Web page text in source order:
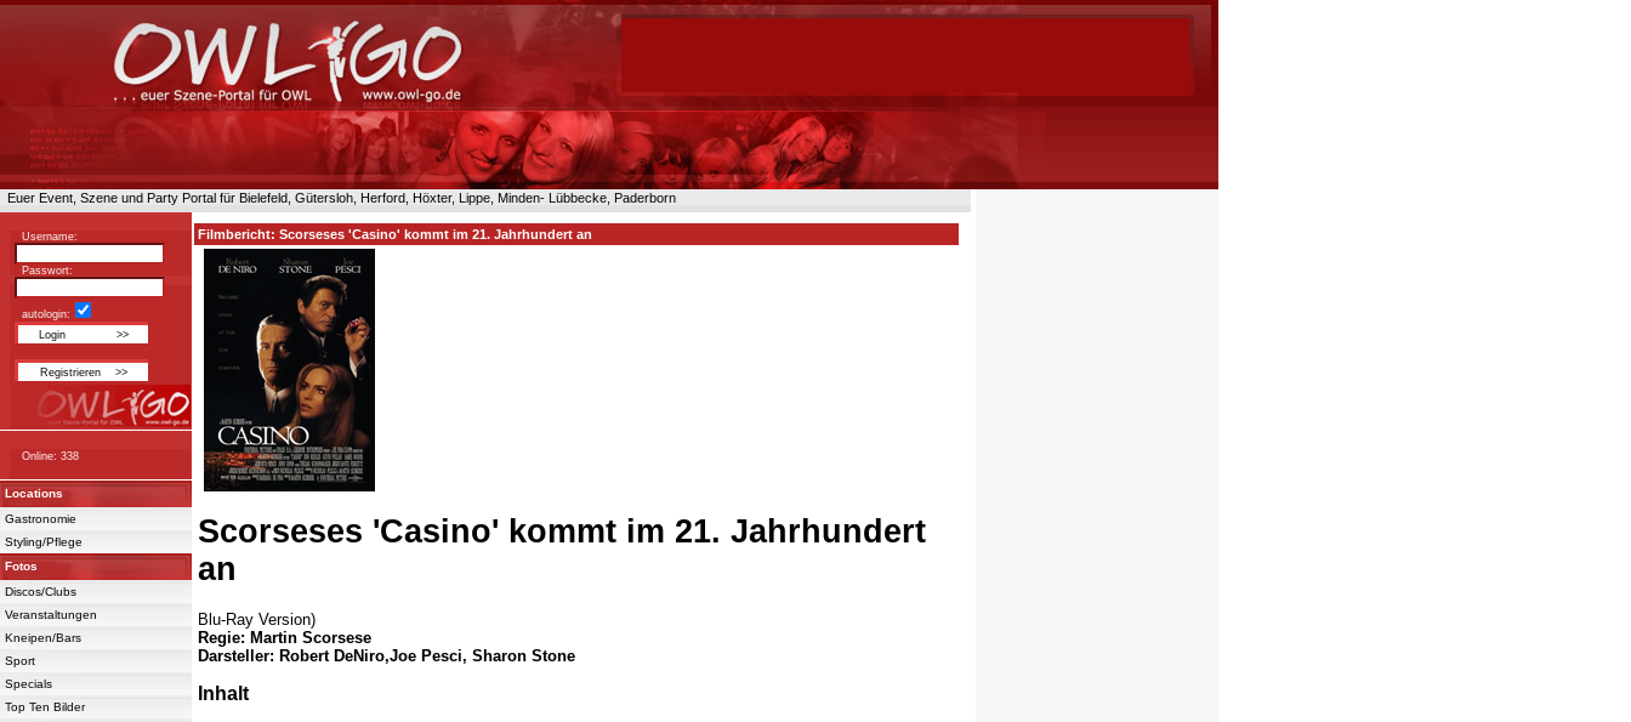
Euer Event, Szene und Party Portal für Bielefeld, Gütersloh, Herford, Höxter, Lippe, Minden- Lübbecke, Paderborn
Username:
Passwort:
autologin:
Online: 338
Locations
Gastronomie
Styling/Pflege
Fotos
Discos/Clubs
Veranstaltungen
Kneipen/Bars
Sport
Specials
Top Ten Bilder
Filmbericht: Scorseses 'Casino' kommt im 21. Jahrhundert an
Scorseses 'Casino' kommt im 21. Jahrhundert
an
Blu-Ray Version)
Regie: Martin Scorsese
Darsteller: Robert DeNiro,Joe Pesci, Sharon Stone
Inhalt